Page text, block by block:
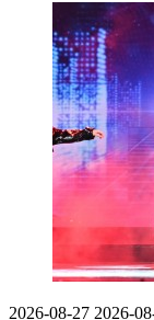
2026-08-27 2026-